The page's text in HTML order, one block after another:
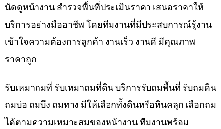
นัดดูหน้างาน สำรวจพื้นที่ประเมินราคา เสนอราคาให้
บริการอย่างมืออาชีพ โดยทีมงานที่มีประสบการณ์รู้งาน
เข้าใจความต้องการลูกค้า งานเร็ว งานดี มีคุณภาพ
ราคาถูก
รับเหมาถมที่ รับเหมาถมที่ดิน บริการรับถมพื้นที่ รับถมดิน
ถมบ่อ ถมบึง ถมทาง มีให้เลือกทั้งดินหรือหินคลุก เลือกถม
ได้ตามความเหมาะสมของหน้างาน ทีมงานพร้อม